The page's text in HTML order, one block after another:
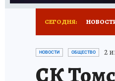
СЕГОДНЯ:
НОВОСТИ ОБЩЕСТВО 2
СК